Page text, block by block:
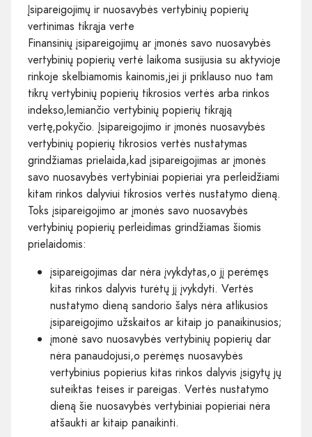
Įsipareigojimų ir nuosavybės vertybinių popierių
vertinimas tikrąja verte
Finansinių įsipareigojimų ar įmonės savo nuosavybės
vertybinių popierių vertė laikoma susijusia su aktyvioje
rinkoje skelbiamomis kainomis,jei ji priklauso nuo tam
tikrų vertybinių popierių tikrosios vertės arba rinkos
indekso,lemiančio vertybinių popierių tikrąją
vertę,pokyčio. Įsipareigojimo ir įmonės nuosavybės
vertybinių popierių tikrosios vertės nustatymas
grindžiamas prielaida,kad įsipareigojimas ar įmonės
savo nuosavybės vertybiniai popieriai yra perleidžiami
kitam rinkos dalyviui tikrosios vertės nustatymo dieną.
Toks įsipareigojimo ar įmonės savo nuosavybės
vertybinių popierių perleidimas grindžiamas šiomis
prielaidomis:
įsipareigojimas dar nėra įvykdytas,o jį perėmęs
kitas rinkos dalyvis turėtų jį įvykdyti. Vertės
nustatymo dieną sandorio šalys nėra atlikusios
įsipareigojimo užskaitos ar kitaip jo panaikinusios;
įmonė savo nuosavybės vertybinių popierių dar
nėra panaudojusi,o perėmęs nuosavybės
vertybinius popierius kitas rinkos dalyvis įsigytų jų
suteiktas teises ir pareigas. Vertės nustatymo
dieną šie nuosavybės vertybiniai popieriai nėra
atšaukti ar kitaip panaikinti.